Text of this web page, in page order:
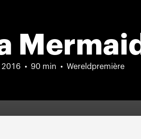
Mermaid
2016 90 min Wereldpremière